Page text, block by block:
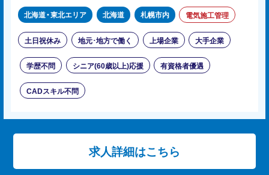
北海道・東北エリア 北海道 札幌市内 電気施工管理
土日祝休み 地元･地方で働く 上場企業 大手企業
学歴不問 シニア(60歳以上)応援 有資格者優遇
CADスキル不問
求人詳細はこちら